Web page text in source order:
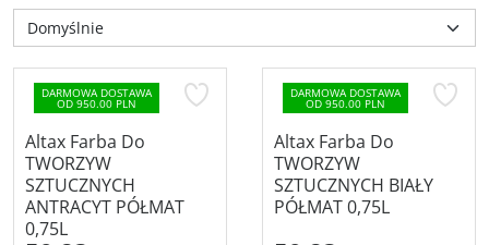
DARMOWA DOSTAWA
OD 950.00 PLN
Altax Farba Do
TWORZYW
SZTUCZNYCH
ANTRACYT PÓŁMAT
0,75L
DARMOWA DOSTAWA
OD 950.00 PLN
Altax Farba Do
TWORZYW
SZTUCZNYCH BIAŁY
PÓŁMAT 0,75L